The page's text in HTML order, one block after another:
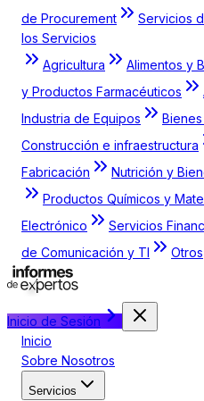
de Procurement
Servicios
los Servicios
Agricultura
Alimentos y
y Productos Farmacéuticos
Industria de Equipos
Construcción e infraestructura
Fabricación
Nutrición y
Productos Químicos y
Electrónico
Servicios
de Comunicación y TI
Otros
Inicio de Sesión
Inicio
Sobre Nosotros
Servicios